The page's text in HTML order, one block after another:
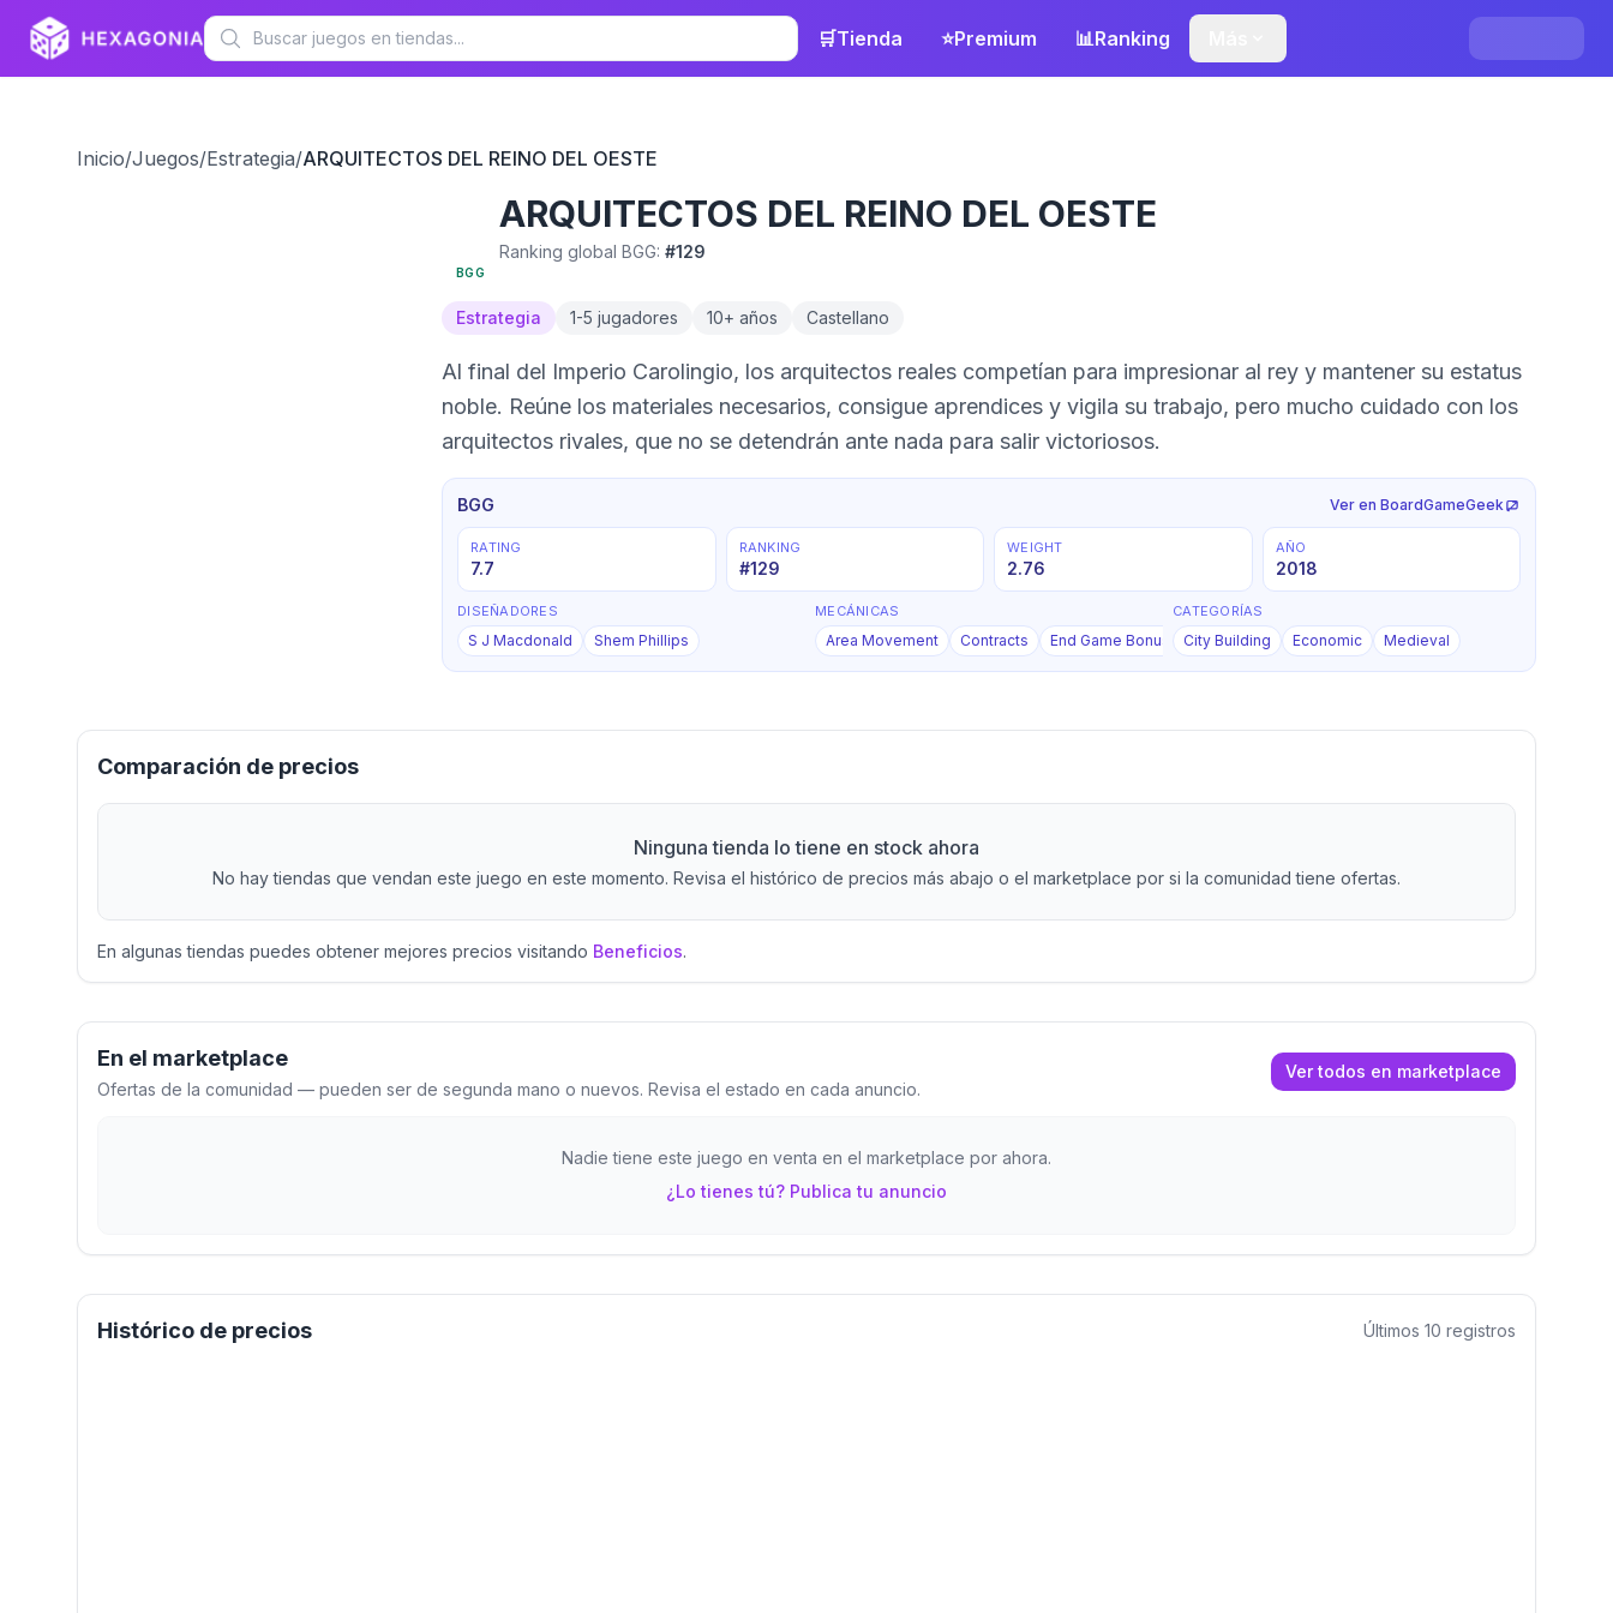
🛒Tienda ⭐Premium 📊Ranking
Inicio/Juegos/Estrategia/ARQUITECTOS DEL REINO DEL OESTE
BGG
ARQUITECTOS DEL REINO DEL OESTE
Ranking global BGG: #129
Estrategia 1-5 jugadores 10+ años Castellano
Al final del Imperio Carolingio, los arquitectos reales competían para impresionar al rey y mantener su estatus
noble. Reúne los materiales necesarios, consigue aprendices y vigila su trabajo, pero mucho cuidado con los
arquitectos rivales, que no se detendrán ante nada para salir victoriosos.
BGG Ver en BoardGameGeek
RATING
7.7
RANKING
#129
WEIGHT
2.76
AÑO
2018
DISEÑADORES
S J Macdonald Shem Phillips
MECÁNICAS
Area Movement Contracts End Game Bonuses +12
CATEGORÍAS
City Building Economic Medieval
Comparación de precios
Ninguna tienda lo tiene en stock ahora
No hay tiendas que vendan este juego en este momento. Revisa el histórico de precios más abajo o el marketplace por si la comunidad tiene ofertas.
En algunas tiendas puedes obtener mejores precios visitando Beneficios.
En el marketplace
Ofertas de la comunidad — pueden ser de segunda mano o nuevos. Revisa el estado en cada anuncio.
Ver todos en marketplace
Nadie tiene este juego en venta en el marketplace por ahora.
¿Lo tienes tú? Publica tu anuncio
Histórico de precios Últimos 10 registros